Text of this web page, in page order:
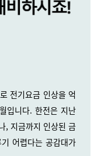
전기요금 인상을 억
입니다. 한전은 지난
, 지금까지 인상된 금
어렵다는 공감대가